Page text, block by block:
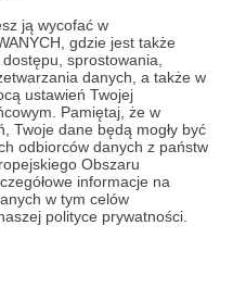
ją wycofać w
gdzie jest także
sprostowania,
danych, a także w
ustawień Twojej
Pamiętaj, że w
Twoje dane będą mogły być
odbiorców danych z państw
Obszaru
informacje na
w tym celów
polityce prywatności.
naszych gadżetów (np.